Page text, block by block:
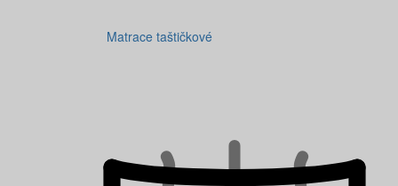
Matrace taštičkové